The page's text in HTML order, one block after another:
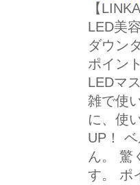
【
LED美
ダウン
ポイン
LEDマ
雑で使
に、使
UP！
ん。 驚
す。 ポ